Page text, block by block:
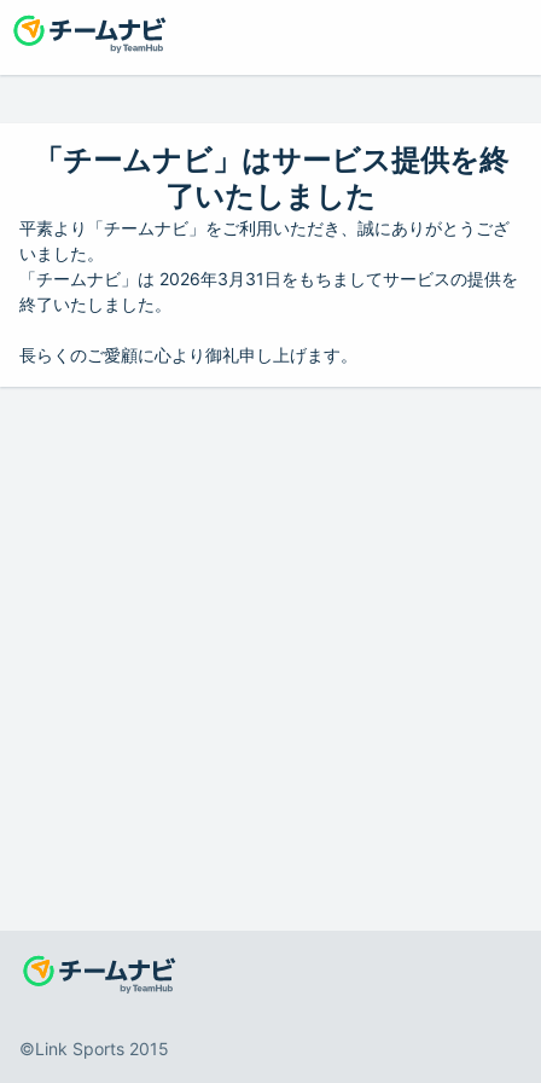
「チームナビ」はサービス提供を終
了いたしました
平素より「チームナビ」をご利用いただき、誠にありがとうござ
いました。
「チームナビ」は 2026年3月31日をもちましてサービスの提供を
終了いたしました。
長らくのご愛顧に心より御礼申し上げます。
©️Link Sports 2015